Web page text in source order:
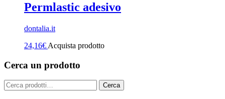
Permlastic adesivo
dontalia.it
24,16€ Acquista prodotto
Cerca un prodotto
Cerca: Cerca